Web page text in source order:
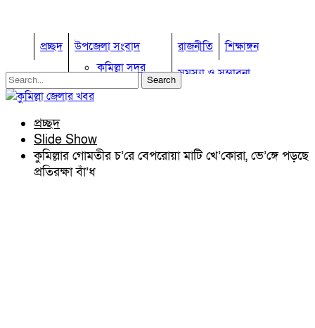
প্রচ্ছদ
উপজেলা সংবাদ
কুমিল্লা সদর
কুমিল্লা সদর দক্ষিণ
চৌদ্দগ্রাম
নাঙ্গলকোট
রাজনীতি
শিক্ষাঙ্গন
সমস্যা ও সম্ভাবনা
অন্যান্য
প্রচ্ছদ
Slide Show
কুমিল্লার গোমতীর চ’রে বেপরোয়া মাটি খে’কোরা, ভে’ঙ্গে পড়ছে
প্রতিরক্ষা বাঁ’ধ